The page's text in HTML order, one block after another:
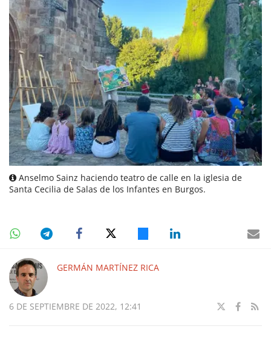
Anselmo Sainz haciendo teatro de calle en la iglesia de
Santa Cecilia de Salas de los Infantes en Burgos.
GERMÁN MARTÍNEZ RICA
6 DE SEPTIEMBRE DE 2022, 12:41